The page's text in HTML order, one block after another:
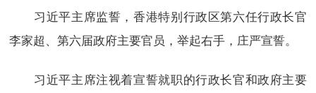
习近平主席监誓，香港特别行政区第六任行政长官
李家超、第六届政府主要官员，举起右手，庄严宣誓。
习近平主席注视着宣誓就职的行政长官和政府主要